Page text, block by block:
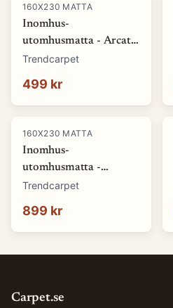
160X230 MATTA
Inomhus-
utomhusmatta - Arcata
(blå) (Storlek: 80 x 150
Trendcarpet
499 kr
160X230 MATTA
Inomhus-
utomhusmatta -
Winona (grå) (Storlek:
Trendcarpet
899 kr
Carpet.se